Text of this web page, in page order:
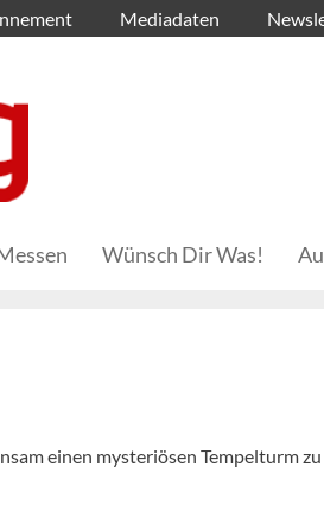
Mediadaten
Wünsch Dir Was!
einen mysteriösen Tempelturm